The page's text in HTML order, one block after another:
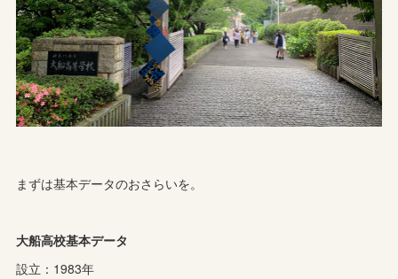
まずは基本データのおさらいを。
大船高校基本データ
設立：1983年